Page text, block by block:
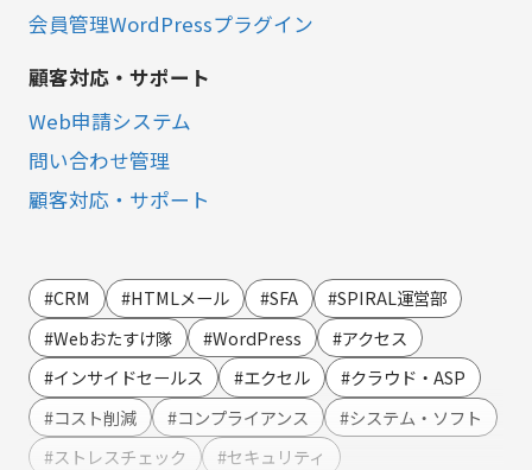
会員管理WordPressプラグイン
顧客対応・サポート
Web申請システム
問い合わせ管理
顧客対応・サポート
LINE連携
SMS連携
Webイベント（ウェビナー）オンライン受付管理
アンケート作成
セミナー・イベント管理
#CRM #HTMLメール #SFA
#SPIRAL運営部
#Webおたすけ隊
#WordPress
#アクセス
#インサイドセールス
#エクセル
#クラウド・ASP
#コスト削減
#コンプライアンス
#システム・ソフト
#ストレスチェック
#セキュリティ